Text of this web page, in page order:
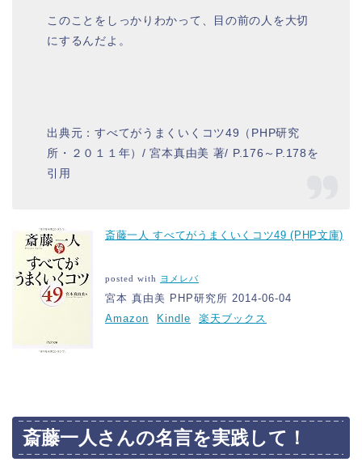
このことをしっかりわかって、目の前の人を大切
にするんだよ。
出典元：すべてがうまくいくコツ49（PHP研究
所・２０１１年）/ 宮本真由美 著/ P.176～P.178を
引用
斎藤一人 すべてがうまくいくコツ49 (PHP文庫)
posted with ヨメレバ
宮本 真由美 PHP研究所 2014-06-04
Amazon
Kindle 楽天ブックス
斎藤一人さんの名言を実践して！